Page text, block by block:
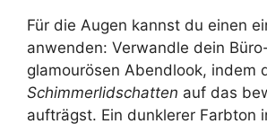
Für die Augen kannst du einen
anwenden: Verwandle dein
glamourösen Abendlook, indem
Schimmerlidschatten auf das
aufträgst. Ein dunklerer Farbton